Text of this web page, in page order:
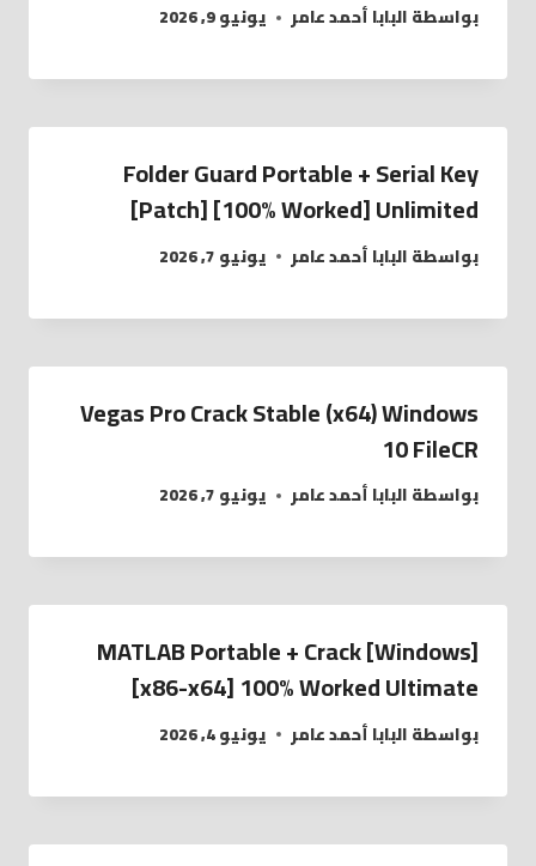
بواسطةالبابا أحمد عامر يونيو 9, 2026
Folder Guard Portable + Serial Key
[Patch] [100% Worked] Unlimited
بواسطةالبابا أحمد عامر يونيو 7, 2026
Vegas Pro Crack Stable (x64) Windows
10 FileCR
بواسطةالبابا أحمد عامر يونيو 7, 2026
MATLAB Portable + Crack [Windows]
[x86-x64] 100% Worked Ultimate
بواسطةالبابا أحمد عامر يونيو 4, 2026